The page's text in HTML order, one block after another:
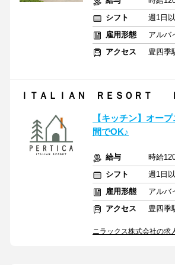
シフト
週1日
雇用形態
アルバ
アクセス
豊四季
ＩＴＡＬＩＡＮ ＲＥＳＯＲＴ
【キッチン】オー
間でOK♪
給与
時給
シフト
週1日
雇用形態
アルバ
アクセス
豊四季
ニラックス株式会社の求